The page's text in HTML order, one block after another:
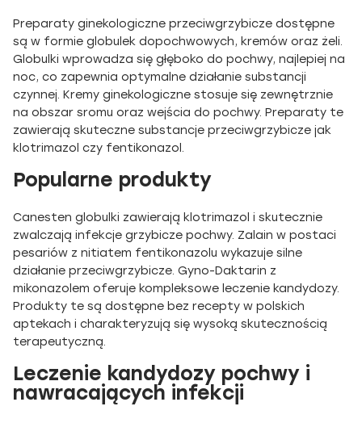
Preparaty ginekologiczne przeciwgrzybicze dostępne
są w formie globulek dopochwowych, kremów oraz żeli.
Globulki wprowadza się głęboko do pochwy, najlepiej na
noc, co zapewnia optymalne działanie substancji
czynnej. Kremy ginekologiczne stosuje się zewnętrznie
na obszar sromu oraz wejścia do pochwy. Preparaty te
zawierają skuteczne substancje przeciwgrzybicze jak
klotrimazol czy fentikonazol.
Popularne produkty
Canesten globulki zawierają klotrimazol i skutecznie
zwalczają infekcje grzybicze pochwy. Zalain w postaci
pesariów z nitiatem fentikonazolu wykazuje silne
działanie przeciwgrzybicze. Gyno-Daktarin z
mikonazolem oferuje kompleksowe leczenie kandydozy.
Produkty te są dostępne bez recepty w polskich
aptekach i charakteryzują się wysoką skutecznością
terapeutyczną.
Leczenie kandydozy pochwy i
nawracających infekcji